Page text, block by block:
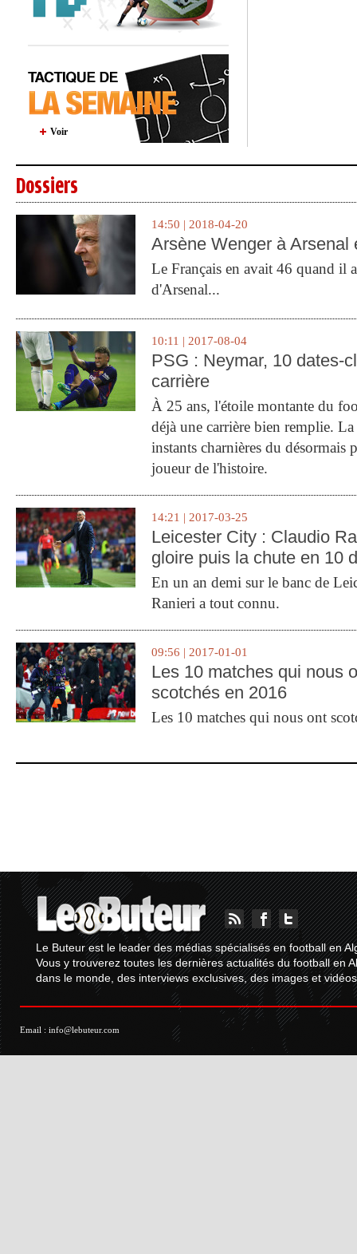
Voir
Dossiers
14:50 | 2018-04-20
Arsène Wenger à Arsenal
Le Français en avait 46 quand il
d'Arsenal...
10:11 | 2017-08-04
PSG : Neymar, 10 dates-
carrière
À 25 ans, l'étoile montante du
déjà une carrière bien remplie.
instants charnières du désormais
joueur de l'histoire.
14:21 | 2017-03-25
Leicester City : Claudio
gloire puis la chute en 10
En un an demi sur le banc de
Ranieri a tout connu.
09:56 | 2017-01-01
Les 10 matches qui nous
scotchés en 2016
Les 10 matches qui nous ont
Le Buteur est le leader des médias spécialisés en football en
Vous y trouverez toutes les dernières actualités du football en
dans le monde, des interviews exclusives, des images et
Email : info@lebuteur.com